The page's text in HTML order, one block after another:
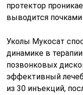
протектор
выводится почками
Уколы Мукосат
динамике в
позвонковых
эффективный
из 30 инъекций,